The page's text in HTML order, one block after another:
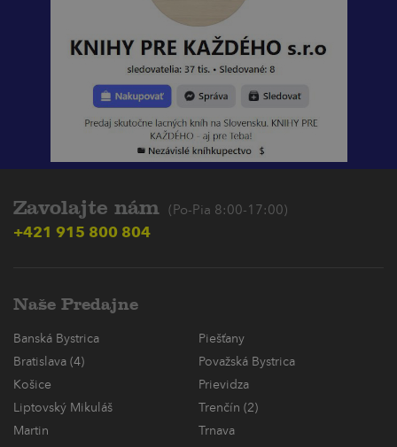
Zavolajte nám (Po-Pia 8:00-17:00)
+421 915 800 804
Naše Predajne
Banská Bystrica
Piešťany
Bratislava (4)
Považská Bystrica
Košice
Prievidza
Liptovský Mikuláš
Trenčín (2)
Martin
Trnava